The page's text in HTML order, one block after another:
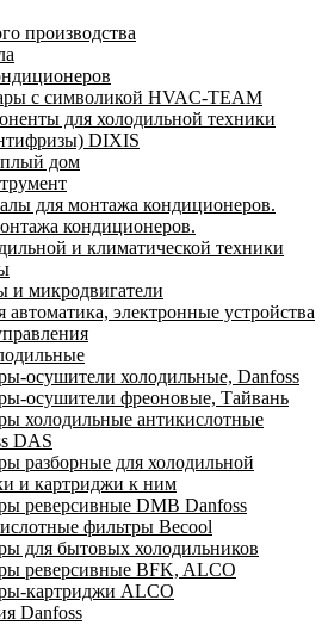
производства
с символикой HVAC-TEAM
для холодильной техники
DIXIS
дом
для монтажа кондиционеров.
кондиционеров.
и климатической техники
и микродвигатели
автоматика, электронные устройства
осушители холодильные, Danfoss
осушители фреоновые, Тайвань
холодильные антикислотные
DAS
разборные для холодильной
и картриджи к ним
реверсивные DMB Danfoss
фильтры Becool
для бытовых холодильников
реверсивные BFK, ALCO
картриджи ALCO
Danfoss